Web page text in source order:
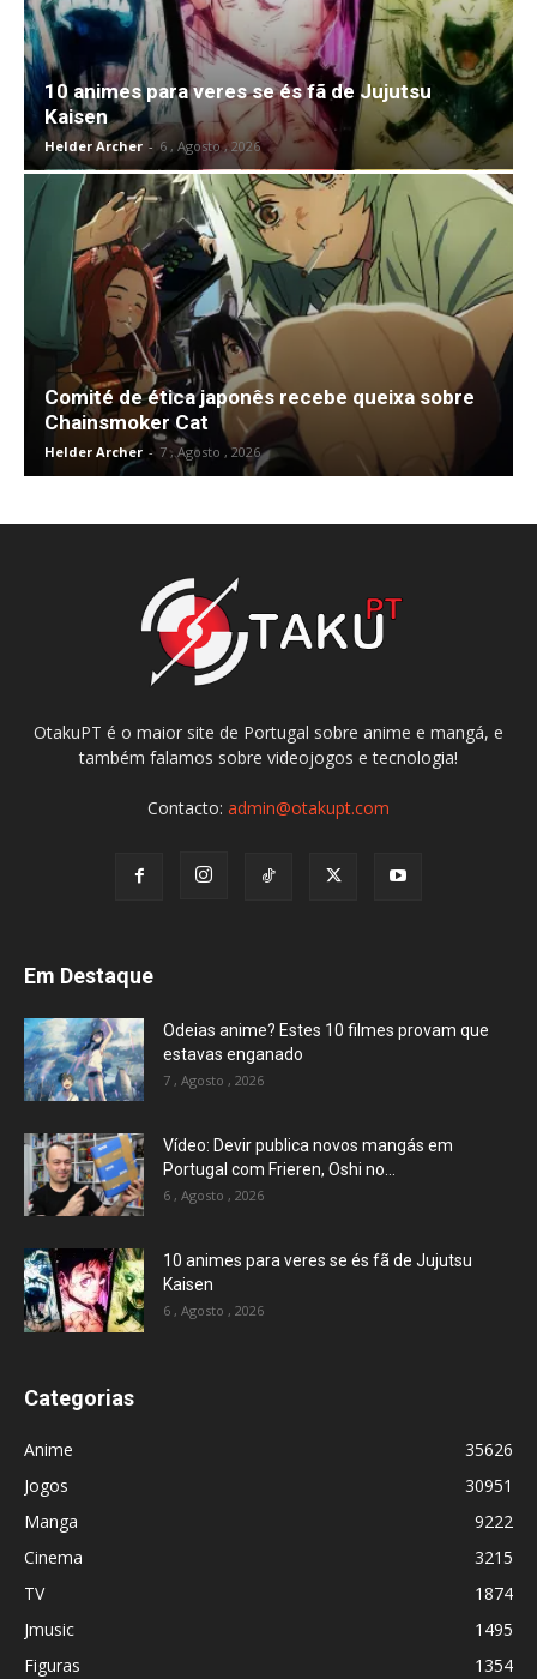
10 animes para veres se és fã de Jujutsu
Kaisen
Helder Archer - 6 , Agosto , 2026
Comité de ética japonês recebe queixa sobre
Chainsmoker Cat
Helder Archer - 7 , Agosto , 2026
OtakuPT é o maior site de Portugal sobre anime e mangá, e
também falamos sobre videojogos e tecnologia!
Contacto: admin@otakupt.com
Em Destaque
Odeias anime? Estes 10 filmes provam que
estavas enganado
7 , Agosto , 2026
Vídeo: Devir publica novos mangás em
Portugal com Frieren, Oshi no...
6 , Agosto , 2026
10 animes para veres se és fã de Jujutsu
Kaisen
6 , Agosto , 2026
Categorias
Anime
35626
Jogos
30951
Manga
9222
Cinema
3215
TV
1874
Jmusic
1495
Figuras
1354